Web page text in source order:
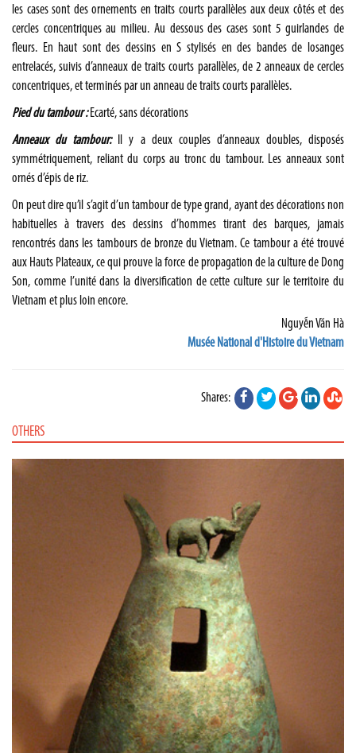
les cases sont des ornements en traits courts parallèles aux deux côtés et des
cercles concentriques au milieu. Au dessous des cases sont 5 guirlandes de
fleurs. En haut sont des dessins en S stylisés en des bandes de losanges
entrelacés, suivis d’anneaux de traits courts parallèles, de 2 anneaux de cercles
concentriques, et terminés par un anneau de traits courts parallèles.
Pied du tambour :Ecarté, sans décorations
Anneaux du tambour:
Il y a deux couples d’anneaux doubles, disposés
symmétriquement, reliant du corps au tronc du tambour. Les anneaux sont
ornés d’épis de riz.
On peut dire qu’il s’agit d’un tambour de type grand, ayant des décorations non
habituelles à travers des dessins d’hommes tirant des barques, jamais
rencontrés dans les tambours de bronze du Vietnam. Ce tambour a été trouvé
aux Hauts Plateaux, ce qui prouve la force de propagation de la culture de Dong
Son, comme l’unité dans la diversification de cette culture sur le territoire du
Vietnam et plus loin encore.
Nguyễn Văn Hà
Musée National d'Histoire du Vietnam
Shares:
OTHERS